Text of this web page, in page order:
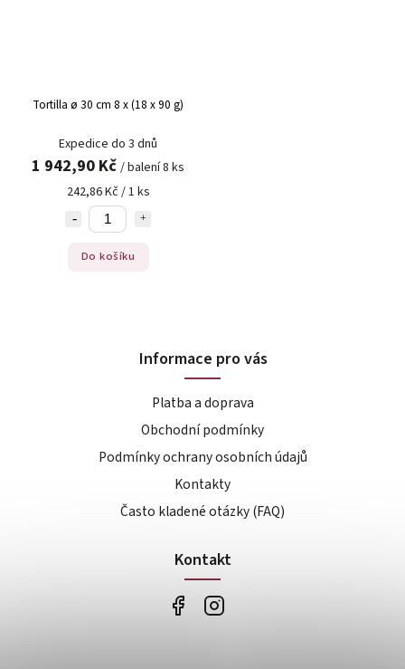
Tortilla ø 30 cm 8 x (18 x 90 g)
Expedice do 3 dnů
1 942,90 Kč / balení 8 ks
242,86 Kč / 1 ks
Do košíku
Informace pro vás
Platba a doprava
Obchodní podmínky
Podmínky ochrany osobních údajů
Kontakty
Často kladené otázky (FAQ)
Kontakt